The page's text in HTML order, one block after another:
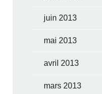
juin 2013
mai 2013
avril 2013
mars 2013